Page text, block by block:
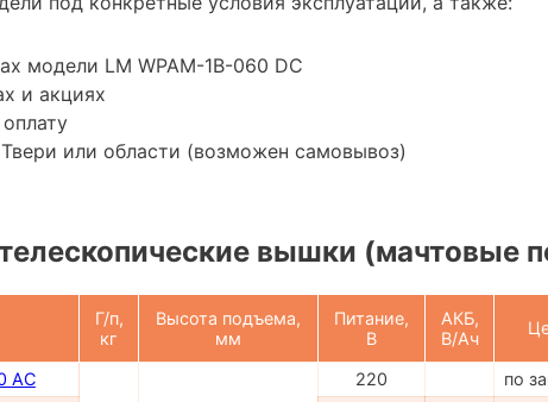
модели LM WPAM-1B-060 DC
и акциях
или области (возможен самовывоз)
вышки (мачтовые
Г/п,
кг
Высота подъема,
мм
Питание,
В
АКБ,
В/Ач
AC 220
по